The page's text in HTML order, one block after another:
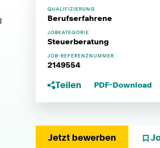
QUALIFIZIERUNG
Berufserfahrene
JOBKATEGORIE
Steuerberatung
JOB-REFERENZNUMMER
2149554
Teilen PDF-Download
Jetzt bewerben